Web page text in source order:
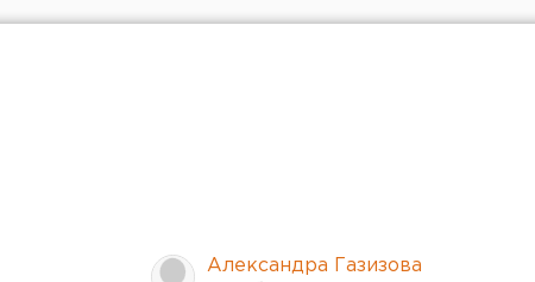
Александра Газизова